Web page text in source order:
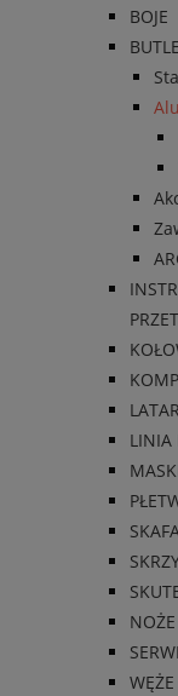
BOJE
LINIA
NOŻE
WĘŻE